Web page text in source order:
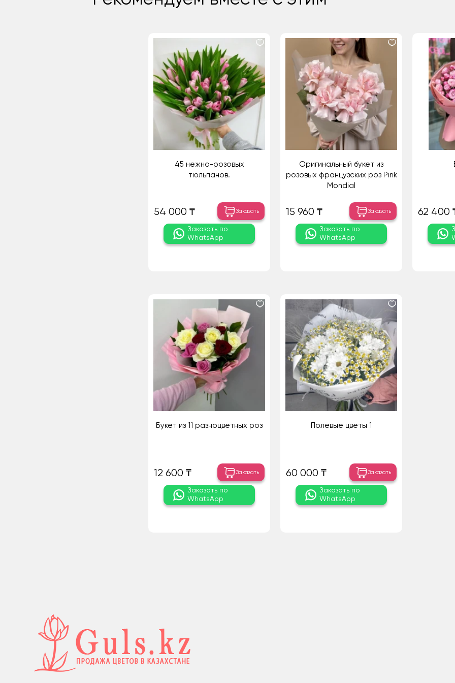
45 нежно-розовых
тюльпанов.
54 000 ₸ Заказать
Заказать по
WhatsApp
Оригинальный букет из
розовых французских роз Pink
Mondial
15 960 ₸ Заказать
Заказать по
WhatsApp
62 400
Букет из 11 разноцветных роз
12 600 ₸ Заказать
Заказать по
WhatsApp
Полевые цветы 1
60 000 ₸ Заказать
Заказать по
WhatsApp